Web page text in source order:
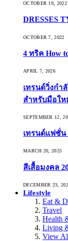
OCTOBER 19, 2022
DRESSES
OCTOBER 7, 2022
4 ทริค How
APRIL 7, 2026
เทรนด์วิ่งกำ
สำหรับมือให
SEPTEMBER 12,
เทรนด์แฟชั่น
MARCH 20, 2025
สีเสื้อมงคล
DECEMBER 23,
Lifestyle
Eat &
Travel
Health
Living
View